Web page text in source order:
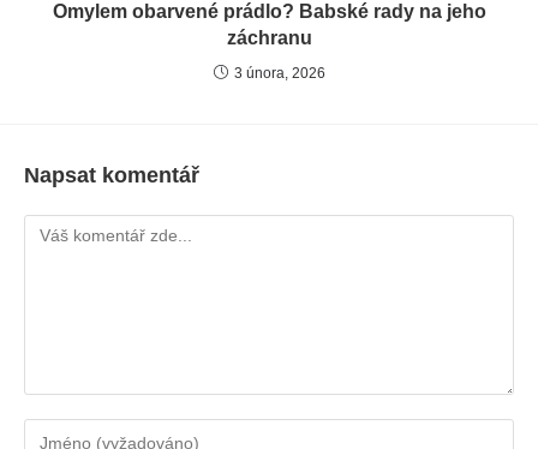
Omylem obarvené prádlo? Babské rady na jeho
záchranu
3 února, 2026
Napsat komentář